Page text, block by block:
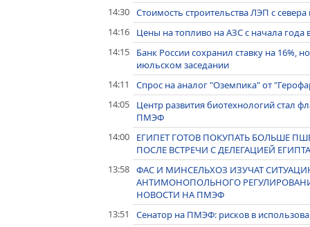
14:30 Стоимость строительства ЛЭП с
14:16
Цены на топливо на АЗС с начала года
14:15
Банк России сохранил ставку на 16%,
июльском заседании
14:11
Спрос на аналог "Оземпика" от
14:05
Центр развития биотехнологий стал
ПМЭФ
14:00
ЕГИПЕТ ГОТОВ ПОКУПАТЬ БОЛЬШЕ
ПОСЛЕ ВСТРЕЧИ С ДЕЛЕГАЦИЕЙ
13:58 ФАС И МИНСЕЛЬХОЗ ИЗУЧАТ
АНТИМОНОПОЛЬНОГО
НОВОСТИ НА ПМЭФ
13:51
Сенатор на ПМЭФ: рисков в